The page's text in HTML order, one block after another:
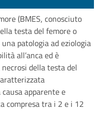
(BMES, conosciuto
testa del femore o
patologia ad eziologia
all’anca ed è
della testa del
apparente e
compresa tra i 2 e i 12